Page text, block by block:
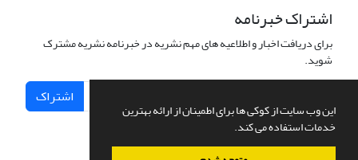
این وب سایت از کوکی ها برای اطمینان از ارائه بهترین
خدمات استفاده می کند.
اشتراک خبرنامه
برای دریافت اخبار و اطلاعیه های مهم نشریه در خبرنامه نشریه مشترک
شوید.
اشتراک